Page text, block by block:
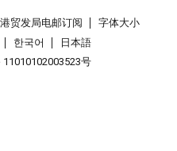
贸发局电邮订阅
字体大小
한국어
日本語
号